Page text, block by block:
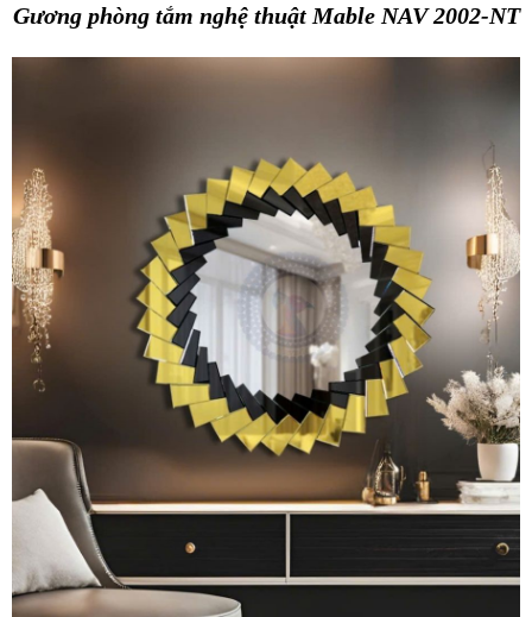
Gương phòng tắm nghệ thuật Mable NAV 2002-NT